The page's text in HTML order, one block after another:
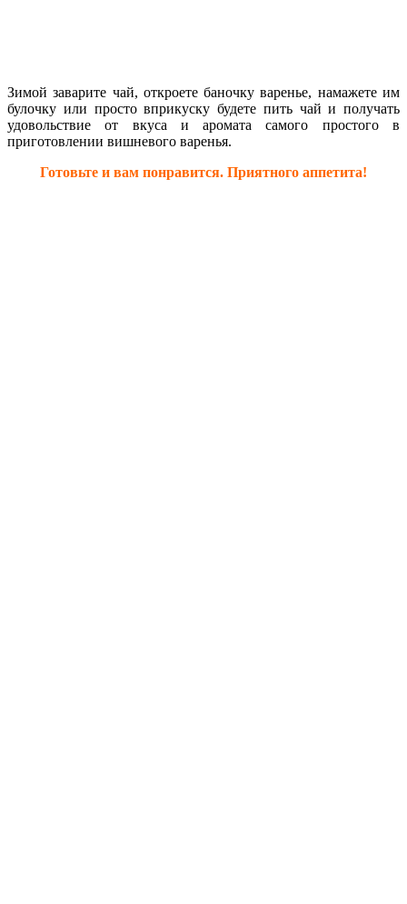
Зимой заварите чай, откроете баночку варенье, намажете им
булочку или просто вприкуску будете пить чай и получать
удовольствие от вкуса и аромата самого простого в
приготовлении вишневого варенья.
Готовьте и вам понравится. Приятного аппетита!